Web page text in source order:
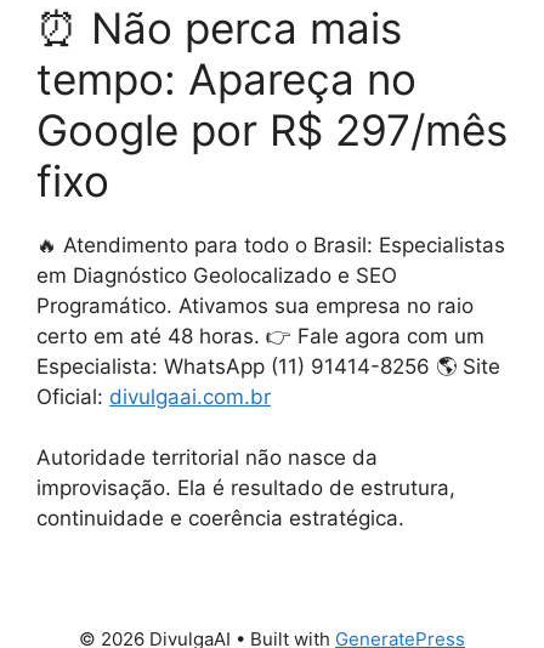
⏰ Não perca mais
tempo: Apareça no
Google por R$ 297/mês
fixo
🔥 Atendimento para todo o Brasil: Especialistas
em Diagnóstico Geolocalizado e SEO
Programático. Ativamos sua empresa no raio
certo em até 48 horas. 👉 Fale agora com um
Especialista: WhatsApp (11) 91414-8256 🌎 Site
Oficial: divulgaai.com.br
Autoridade territorial não nasce da
improvisação. Ela é resultado de estrutura,
continuidade e coerência estratégica.
© 2026 DivulgaAI • Built with GeneratePress